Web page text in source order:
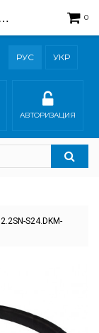
РУС УКР
0
АВТОРИЗАЦИЯ
S24.DKM-
- купить в интернет-магазине Гидросила